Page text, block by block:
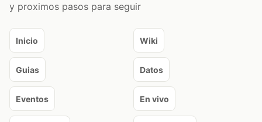
y proximos pasos para seguir
Inicio Wiki
Guias Datos
Eventos En vivo